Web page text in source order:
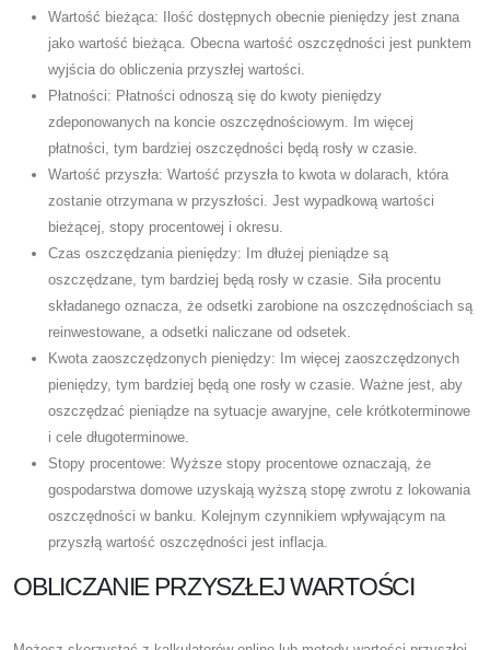
Wartość bieżąca: Ilość dostępnych obecnie pieniędzy jest znana
jako wartość bieżąca. Obecna wartość oszczędności jest punktem
wyjścia do obliczenia przyszłej wartości.
Płatności: Płatności odnoszą się do kwoty pieniędzy
zdeponowanych na koncie oszczędnościowym. Im więcej
płatności, tym bardziej oszczędności będą rosły w czasie.
Wartość przyszła: Wartość przyszła to kwota w dolarach, która
zostanie otrzymana w przyszłości. Jest wypadkową wartości
bieżącej, stopy procentowej i okresu.
Czas oszczędzania pieniędzy: Im dłużej pieniądze są
oszczędzane, tym bardziej będą rosły w czasie. Siła procentu
składanego oznacza, że ​​odsetki zarobione na oszczędnościach są
reinwestowane, a odsetki naliczane od odsetek.
Kwota zaoszczędzonych pieniędzy: Im więcej zaoszczędzonych
pieniędzy, tym bardziej będą one rosły w czasie. Ważne jest, aby
oszczędzać pieniądze na sytuacje awaryjne, cele krótkoterminowe
i cele długoterminowe.
Stopy procentowe: Wyższe stopy procentowe oznaczają, że
gospodarstwa domowe uzyskają wyższą stopę zwrotu z lokowania
oszczędności w banku. Kolejnym czynnikiem wpływającym na
przyszłą wartość oszczędności jest inflacja.
OBLICZANIE PRZYSZŁEJ WARTOŚCI